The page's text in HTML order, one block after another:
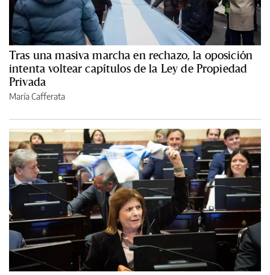
Tras una masiva marcha en rechazo, la oposición
intenta voltear capítulos de la Ley de Propiedad
Privada
María Cafferata